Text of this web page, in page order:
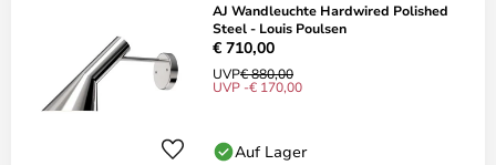
AJ Wandleuchte Hardwired Polished
Steel - Louis Poulsen
€ 710,00
UVP€ 880,00
UVP -€ 170,00
Auf Lager